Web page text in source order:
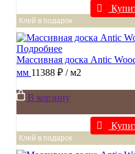
Клей в подарок
Подробнее
Массивная доска Antic
мм 11388 ₽ / м2
В корзину
Клей в подарок